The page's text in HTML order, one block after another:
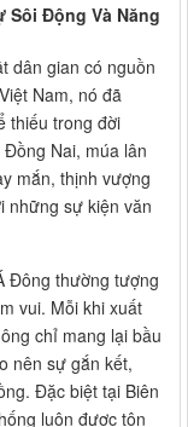
Sôi Động Và Năng
dân gian có nguồn
Nam, nó đã
thiếu trong đời
Nai, múa lân
mắn, thịnh vượng
những sự kiện văn
Đông thường tượng
vui. Mỗi khi xuất
chỉ mang lại bầu
nên sự gắn kết,
Đặc biệt tại Biên
luôn được tôn